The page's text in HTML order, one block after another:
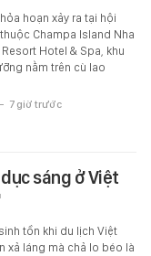
hoạn xảy ra tại hội
Champa Island Nha
Hotel & Spa, khu
nằm trên cù lao
- 7 giờ trước
sáng ở Việt
tồn khi du lịch Việt
xả láng mà chả lo béo là